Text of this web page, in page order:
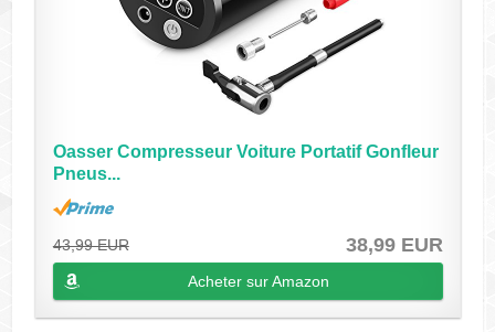
Oasser Compresseur Voiture Portatif Gonfleur
Pneus...
43,99 EUR 38,99 EUR
Acheter sur Amazon